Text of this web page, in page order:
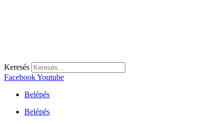
Keresés
FacebookYoutube
Belépés
Belépés